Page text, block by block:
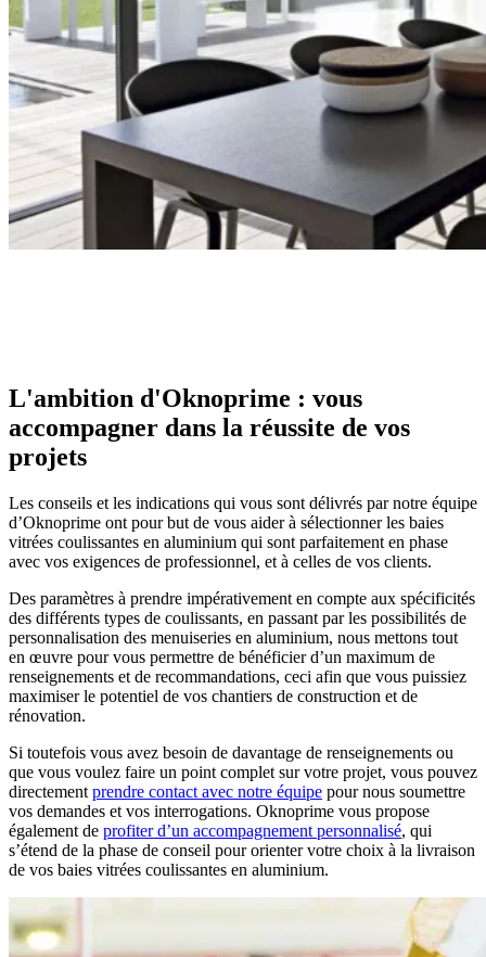
L'ambition d'Oknoprime : vous
accompagner dans la réussite de vos
projets
Les conseils et les indications qui vous sont délivrés par notre équipe
d’Oknoprime ont pour but de vous aider à sélectionner les baies
vitrées coulissantes en aluminium qui sont parfaitement en phase
avec vos exigences de professionnel, et à celles de vos clients.
Des paramètres à prendre impérativement en compte aux spécificités
des différents types de coulissants, en passant par les possibilités de
personnalisation des menuiseries en aluminium, nous mettons tout
en œuvre pour vous permettre de bénéficier d’un maximum de
renseignements et de recommandations, ceci afin que vous puissiez
maximiser le potentiel de vos chantiers de construction et de
rénovation.
Si toutefois vous avez besoin de davantage de renseignements ou
que vous voulez faire un point complet sur votre projet, vous pouvez
directement prendre contact avec notre équipe pour nous soumettre
vos demandes et vos interrogations. Oknoprime vous propose
également de profiter d’un accompagnement personnalisé, qui
s’étend de la phase de conseil pour orienter votre choix à la livraison
de vos baies vitrées coulissantes en aluminium.